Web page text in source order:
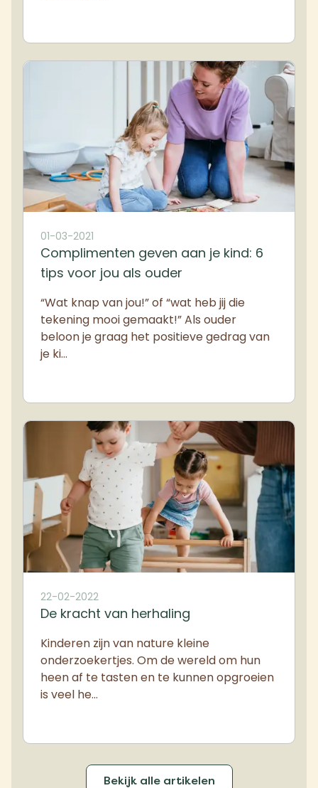
01-03-2021
Complimenten geven aan je kind: 6
tips voor jou als ouder
“Wat knap van jou!” of “wat heb jij die
tekening mooi gemaakt!” Als ouder
beloon je graag het positieve gedrag van
je ki…
22-02-2022
De kracht van herhaling
Kinderen zijn van nature kleine
onderzoekertjes. Om de wereld om hun
heen af te tasten en te kunnen opgroeien
is veel he…
Bekijk alle artikelen